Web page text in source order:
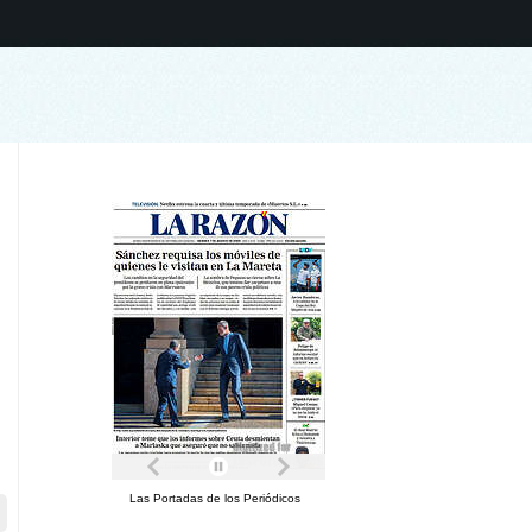
Las Portadas de los Periódicos